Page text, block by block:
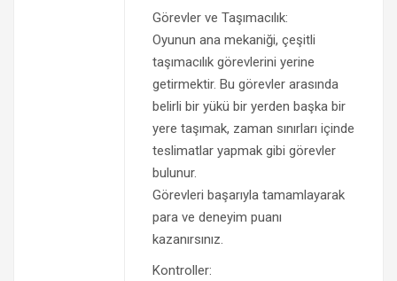
Görevler ve Taşımacılık:
Oyunun ana mekaniği, çeşitli
taşımacılık görevlerini yerine
getirmektir. Bu görevler arasında
belirli bir yükü bir yerden başka bir
yere taşımak, zaman sınırları içinde
teslimatlar yapmak gibi görevler
bulunur.
Görevleri başarıyla tamamlayarak
para ve deneyim puanı
kazanırsınız.
Kontroller: